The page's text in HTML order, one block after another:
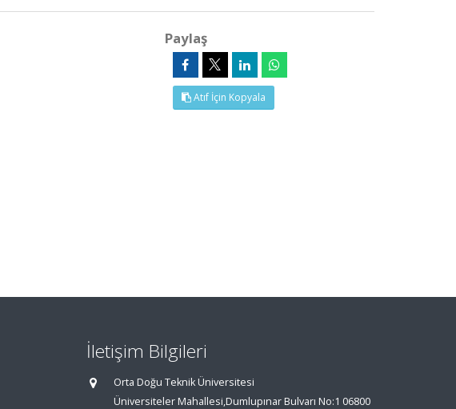
Paylaş
Atıf İçin Kopyala
İletişim Bilgileri
Orta Doğu Teknik Üniversitesi
Üniversiteler Mahallesi,Dumlupınar Bulvarı No:1 06800